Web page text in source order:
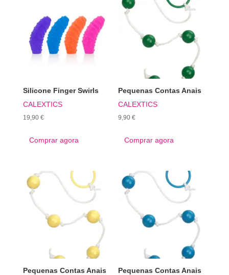
Silicone Finger Swirls
CALEXTICS
19,90 €
Comprar agora
Pequenas Contas Anais
CALEXTICS
9,90€
Comprar agora
Pequenas Contas Anais
Pequenas Contas Anais